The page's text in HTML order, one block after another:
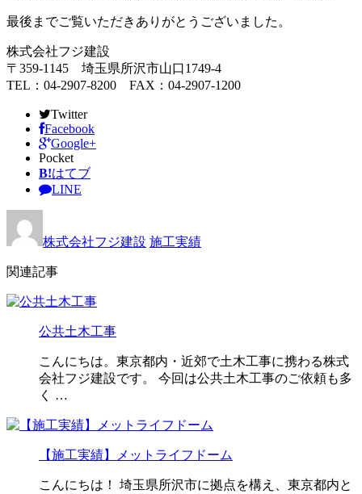
最後までご覧いただきありがとうございました。
株式会社フジ建設
〒359-1145 埼玉県所沢市山口1749-4
TEL：04-2907-8200 FAX：04-2907-1200
Twitter
Facebook
Google+
Pocket
B!はてブ
LINE
株式会社フジ建設 施工実績
関連記事
公共土木工事
こんにちは。東京都内・近郊で土木工事に携わる株式
会社フジ建設です。 今回は公共土木工事のご依頼も多
く …
【施工実績】メットライフドーム
こんにちは！ 埼玉県所沢市に拠点を構え、東京都内と